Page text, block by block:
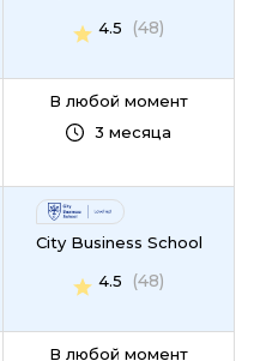
4.5
(48)
В любой момент
3 месяца
City Business School
4.5
(48)
В любой момент